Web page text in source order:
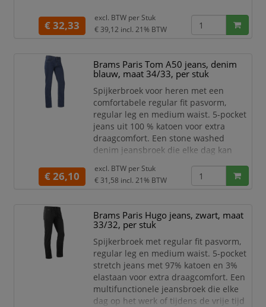
€ 32,33
excl. BTW per Stuk
€ 39,12 incl. 21% BTW
Brams Paris Tom A50 jeans, denim
blauw, maat 34/33, per stuk
Spijkerbroek voor heren met een
comfortabele regular fit pasvorm,
regular leg en medium waist. 5-pocket
jeans uit 100 % katoen voor extra
draagcomfort. Een stone washed
denim jeansbroek die elke dag kan
als in de vrije tijd.
Paris Tom A50
Zakken voor: 2 steekzakken, 1
muntzakje
Zakken achter: 2 achterzakken
Sluiting: gulp met YKK ritssluiting
€ 26,10
excl. BTW per Stuk
€ 31,58 incl. 21% BTW
Brams Paris Hugo jeans, zwart, maat
33/32, per stuk
Spijkerbroek met regular fit pasvorm,
regular leg en medium waist. 5-pocket
stretch jeans met 97% katoen en 3%
elastaan voor extra draagcomfort. Een
multifunctionele jeansbroek die elke
dag op het werk of tijdens de vrije tijd